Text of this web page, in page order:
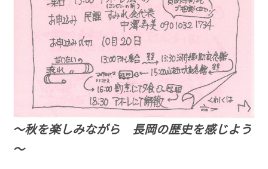
～秋を楽しみながら 長岡の歴史を感じよう
～